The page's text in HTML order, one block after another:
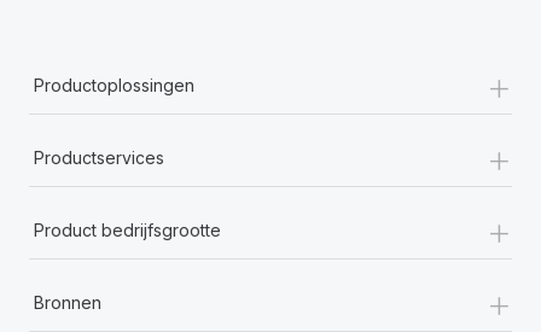
Productoplossingen +
Productservices +
Product bedrijfsgrootte +
Bronnen +